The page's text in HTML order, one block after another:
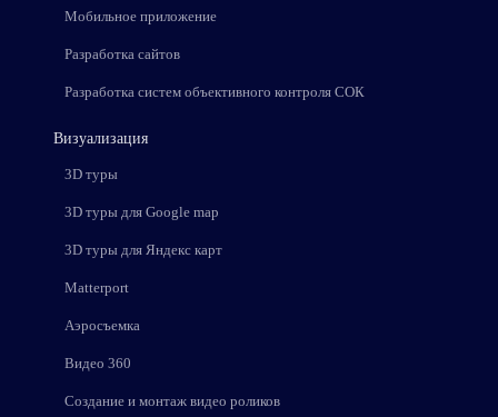
Мобильное приложение
Разработка сайтов
Разработка систем объективного контроля СОК
Визуализация
3D туры
3D туры для Google map
3D туры для Яндекс карт
Matterport
Аэросъемка
Видео 360
Создание и монтаж видео роликов